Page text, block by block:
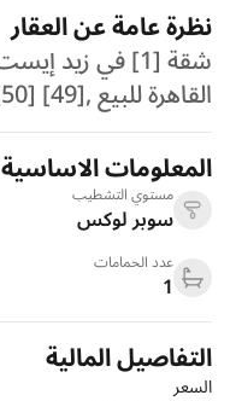
نظرة عامة عن العقار
شقة [1] في زيد
القاهرة للبيع ,[49] [50]
المعلومات الاساسية
مستوي التشطيب
سوبر لوكس
عدد الحمامات
1
التفاصيل المالية
السعر